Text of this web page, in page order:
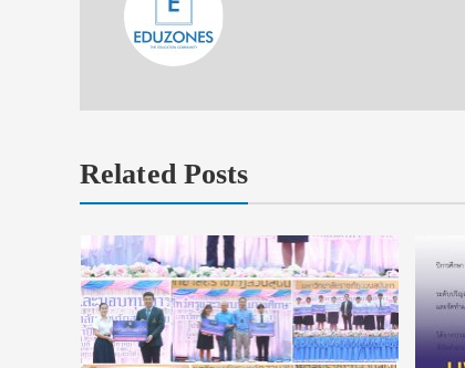
Related Posts